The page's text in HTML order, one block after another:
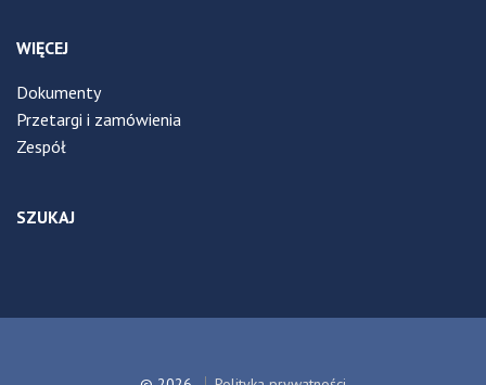
WIĘCEJ
Dokumenty
Przetargi i zamówienia
Zespół
SZUKAJ